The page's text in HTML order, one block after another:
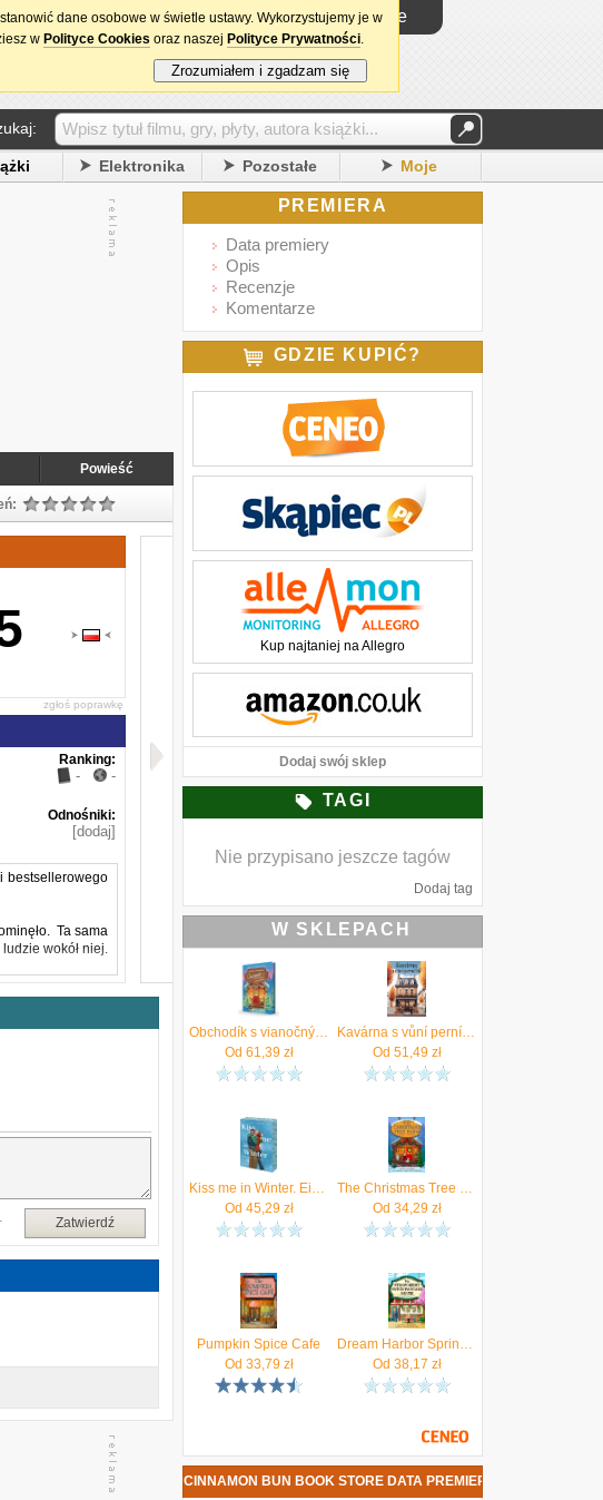
Logowanie
Elektronika Pozostałe Moje
Powieść
zgłoś poprawkę
Ranking:
- -
Odnośniki:
[dodaj]
bestsellerowego
Ta sama
wokół niej.
która
odkrywa nowe
ją i Noaha
niezaprzeczalna
cynamonowe, z
Zatwierdź
PREMIERA
Data premiery
Opis
Recenzje
Komentarze
GDZIE KUPIĆ?
Kup najtaniej na Allegro
Dodaj swój sklep
TAGI
Nie przypisano jeszcze tagów
Dodaj tag
W SKLEPACH
Obchodík s vianočnými stromčekmi
Od 61,39 zł
Kavárna s vůní perníčků Gilmore, Laurie
Od 51,49 zł
Kiss me in Winter. Eine sugar coated Romance
Od 45,29 zł
The Christmas Tree Farm
Od 34,29 zł
Pumpkin Spice Cafe
Od 33,79 zł
Dream Harbor Spring Book 4
Od 38,17 zł
LAURIE GILMORE - THE CINNAMON BUN BOOK STORE DATA PREMIERY
dane osobowe w świetle ustawy. Wykorzystujemy je w
w Polityce Cookies oraz naszej Polityce Prywatności.
Zrozumiałem i zgadzam się